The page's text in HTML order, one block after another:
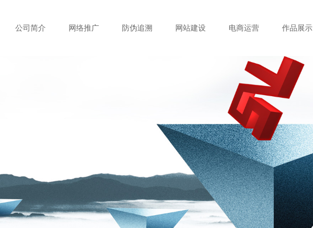
公司简介 网络推广 防伪追溯 网站建设 电商运营 作品展示